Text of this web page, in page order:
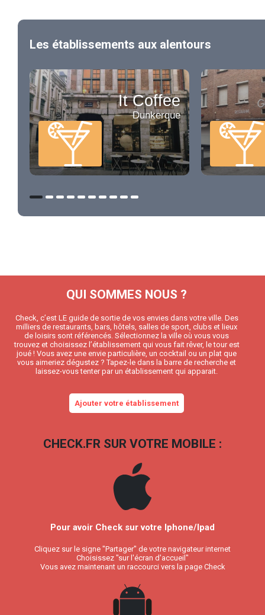
Les établissements aux alentours
It Coffee
Dunkerque
QUI SOMMES NOUS ?
Check, c’est LE guide de sortie de vos envies dans votre ville. Des
milliers de restaurants, bars, hôtels, salles de sport, clubs et lieux
de loisirs sont référencés. Sélectionnez la ville où vous vous
trouvez et choisissez l’établissement qui vous fait rêver, le tour est
joué ! Vous avez une envie particulière, un cocktail ou un plat que
vous aimeriez dégustez ? Tapez-le dans la barre de recherche et
laissez-vous tenter par un établissement qui apparait.
Ajouter votre établissement
CHECK.FR SUR VOTRE MOBILE :
Pour avoir Check sur votre Iphone/Ipad
Cliquez sur le signe "Partager" de votre navigateur internet
Choisissez "sur l'écran d'accueil"
Vous avez maintenant un raccourci vers la page Check